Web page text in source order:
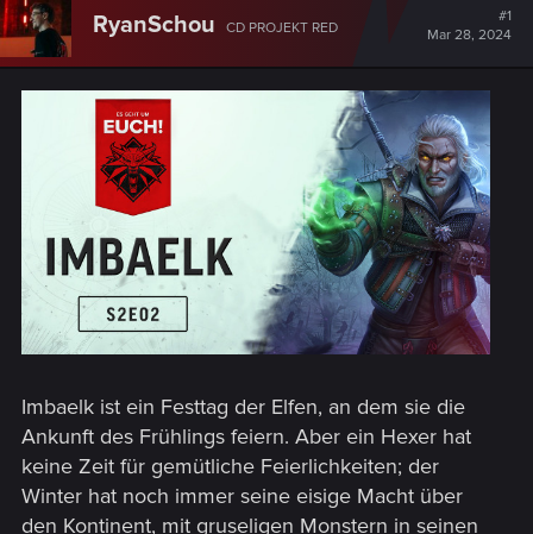
RyanSchou CD PROJEKT RED
#1
Mar 28, 2024
Imbaelk ist ein Festtag der Elfen, an dem sie die
Ankunft des Frühlings feiern. Aber ein Hexer hat
keine Zeit für gemütliche Feierlichkeiten; der
Winter hat noch immer seine eisige Macht über
den Kontinent, mit gruseligen Monstern in seinen